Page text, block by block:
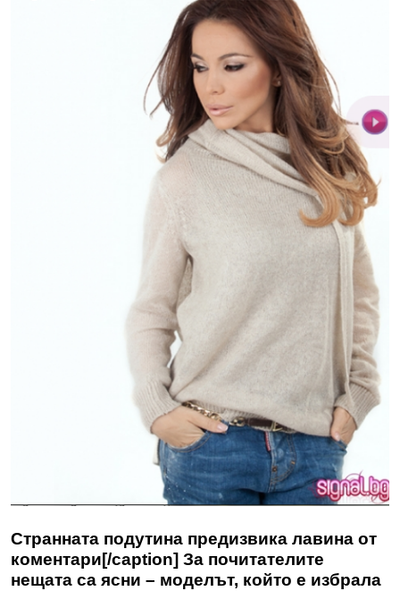
Странната подутина предизвика лавина от
коментари[/caption] За почитателите
нещата са ясни – моделът, който е избрала